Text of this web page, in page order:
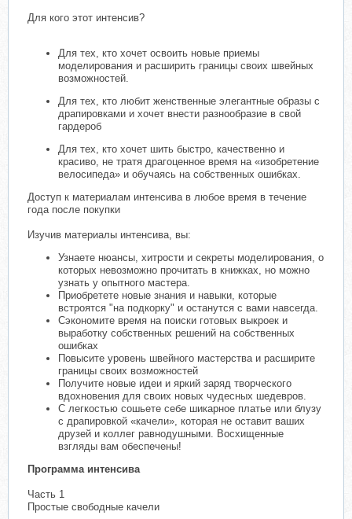
Для кого этот интенсив?
Для тех, кто хочет освоить новые приемы
моделирования и расширить границы своих швейных
возможностей.
Для тех, кто любит женственные элегантные образы с
драпировками и хочет внести разнообразие в свой
гардероб
Для тех, кто хочет шить быстро, качественно и
красиво, не тратя драгоценное время на «изобретение
велосипеда» и обучаясь на собственных ошибках.
Доступ к материалам интенсива в любое время в течение
года после покупки
Изучив материалы интенсива, вы:
Узнаете нюансы, хитрости и секреты моделирования, о
которых невозможно прочитать в книжках, но можно
узнать у опытного мастера.
Приобретете новые знания и навыки, которые
встроятся "на подкорку" и останутся с вами навсегда.
Сэкономите время на поиски готовых выкроек и
выработку собственных решений на собственных
ошибках
Повысите уровень швейного мастерства и расширите
границы своих возможностей
Получите новые идеи и яркий заряд творческого
вдохновения для своих новых чудесных шедевров.
С легкостью сошьете себе шикарное платье или блузу
с драпировкой «качели», которая не оставит ваших
друзей и коллег равнодушными. Восхищенные
взгляды вам обеспечены!
Программа интенсива
Часть 1
Простые свободные качели